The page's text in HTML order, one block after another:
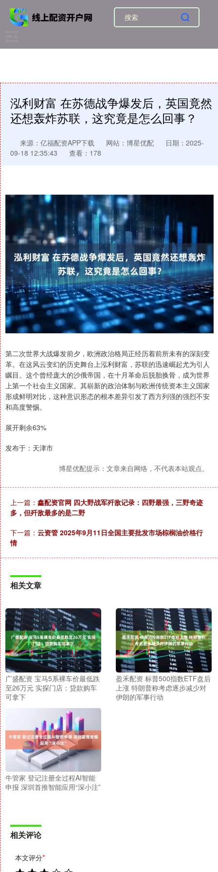
泓利财富 在苏德战争爆发后，英国竟然
还想轰炸苏联，这究竟是怎么回事？
来源：亿福配资APP下载 网站：博星优配
日期：2025-
09-18 12:35:43
查看：178
第二次世界大战爆发前夕，欧洲政治格局正经历着前所未有的深刻变
革。在这风云变幻的历史舞台上泓利财富，苏联的迅速崛起尤为引人
瞩目。这个曾经庞大的沙俄帝国，在十月革命后脱胎换骨，成为世界
上第一个社会主义国家。其崭新的政治体制与欧洲传统资本主义国家
形成鲜明对比，这种意识形态的根本差异引发了西方列强的强烈不安
和高度警惕。
展开剩余63%
发布于：天津市
博星优配提示：文章来自网络，不代表本站观点。
上一篇： 鑫配资官网 四大野战军歼敌记录：四野最强，三野奇迹
多，但歼敌最多的是二野
下一篇： 云资管 2025年9月11日全国主要批发市场棕榈油价格行
情
相关文章
广盛配资 宝马5系裸车价最低跌
至26万元 实探门店：贷款购车
可拿下
盈禾配资 标普500指数ETF盘后
上涨 特朗普称考虑逐步减少对
伊朗的军事行动
牛管家 登记注册全过程AI智能
申报 深圳首推智能应用“深小注”
相关评论
本文评分*